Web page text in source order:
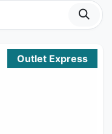
Outlet Express